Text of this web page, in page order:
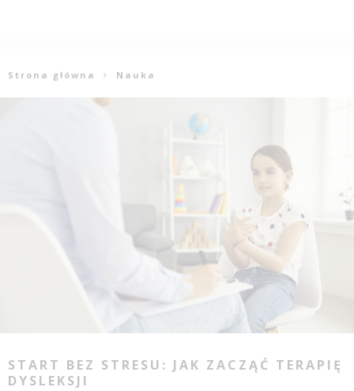
Strona główna Nauka
START BEZ STRESU: JAK ZACZĄĆ TERAPIĘ
DYSLEKSJI